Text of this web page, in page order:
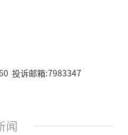
投诉邮箱:7983347
闻